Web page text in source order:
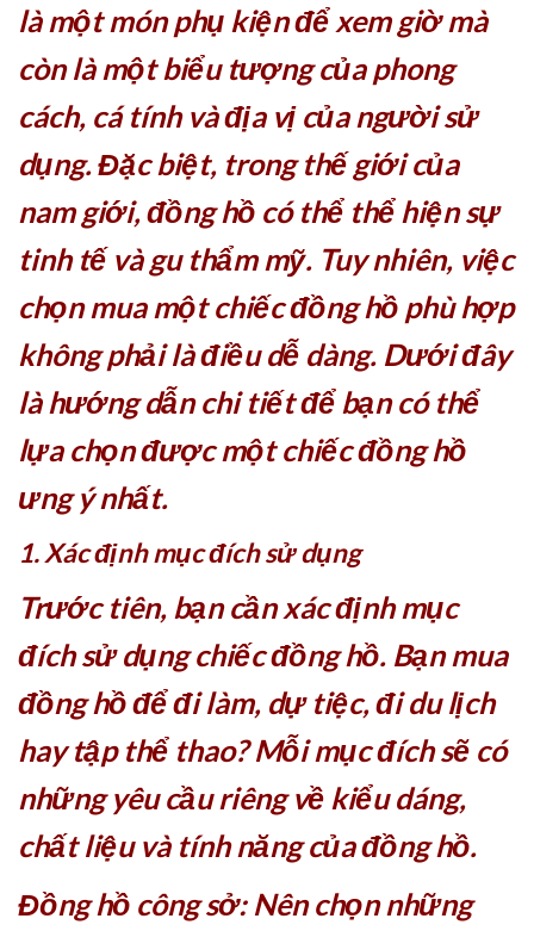
là một món phụ kiện để xem giờ mà
còn là một biểu tượng của phong
cách, cá tính và địa vị của người sử
dụng. Đặc biệt, trong thế giới của
nam giới, đồng hồ có thể thể hiện sự
tinh tế và gu thẩm mỹ. Tuy nhiên, việc
chọn mua một chiếc đồng hồ phù hợp
không phải là điều dễ dàng. Dưới đây
là hướng dẫn chi tiết để bạn có thể
lựa chọn được một chiếc đồng hồ
ưng ý nhất.
1. Xác định mục đích sử dụng
Trước tiên, bạn cần xác định mục
đích sử dụng chiếc đồng hồ. Bạn mua
đồng hồ để đi làm, dự tiệc, đi du lịch
hay tập thể thao? Mỗi mục đích sẽ có
những yêu cầu riêng về kiểu dáng,
chất liệu và tính năng của đồng hồ.
Đồng hồ công sở: Nên chọn những